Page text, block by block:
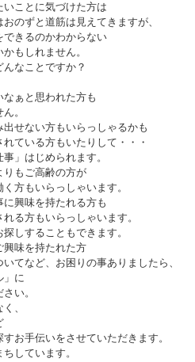
ことに気づけた方は
のずと道筋は見えてきますが、
きるのかわからない
もしれません。
なことですか？
ぁと思われた方も
。
せない方もいらっしゃるかも
ている方もいたりして・・・
」はじめられます。
りもご高齢の方が
方もいらっしゃいます。
興味を持たれる方も
る方もいらっしゃいます。
しすることもできます。
興味を持たれた方
てなど、お困りの事ありましたら、
」に
い。
、
お手伝いをさせていただきます。
しています。